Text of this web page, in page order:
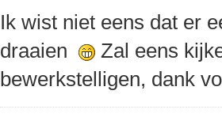
Ik wist niet eens dat er
draaien
Zal eens
bewerkstelligen, dank